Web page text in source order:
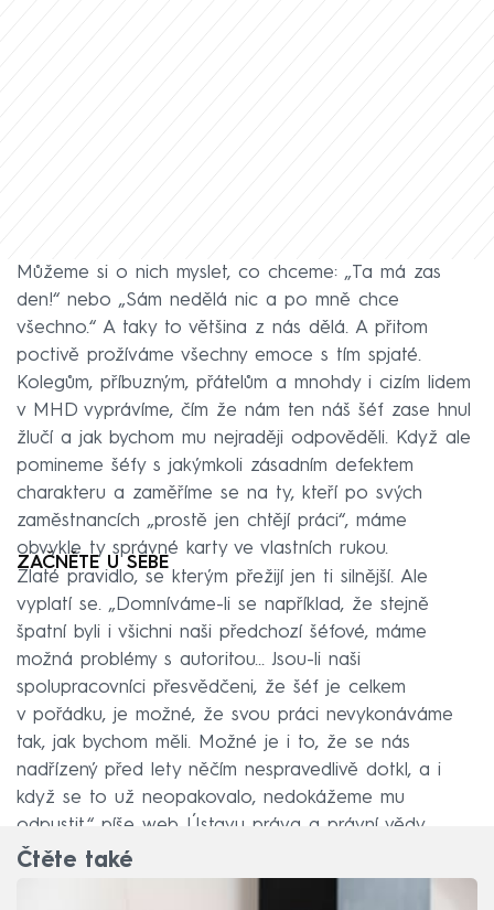
Můžeme si o nich myslet, co chceme: „Ta má zas
den!“ nebo „Sám nedělá nic a po mně chce
všechno.“ A taky to většina z nás dělá. A přitom
poctivě prožíváme všechny emoce s tím spjaté.
Kolegům, příbuzným, přátelům a mnohdy i cizím lidem
v MHD vyprávíme, čím že nám ten náš šéf zase hnul
žlučí a jak bychom mu nejraději odpověděli. Když ale
pomineme šéfy s jakýmkoli zásadním defektem
charakteru a zaměříme se na ty, kteří po svých
zaměstnancích „prostě jen chtějí práci“, máme
obvykle ty správné karty ve vlastních rukou.
ZAČNĚTE U SEBE
Zlaté pravidlo, se kterým přežijí jen ti silnější. Ale
vyplatí se. „Domníváme-li se například, že stejně
špatní byli i všichni naši předchozí šéfové, máme
možná problémy s autoritou... Jsou-li naši
spolupracovníci přesvědčeni, že šéf je celkem
v pořádku, je možné, že svou práci nevykonáváme
tak, jak bychom měli. Možné je i to, že se nás
nadřízený před lety něčím nespravedlivě dotkl, a i
když se to už neopakovalo, nedokážeme mu
odpustit,“ píše web Ústavu práva a právní vědy.
Čtěte také